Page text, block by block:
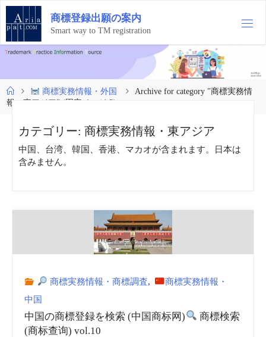
コ
テ
ン
ツ
ス
キ
ッ
商標登録出願の案内
Smart way to TM registration
ホ
商標実務情報・外国
Archive for category "商標実務情
報・東アジア" (固定ページ 2)
カテゴリー:商標実務情報・東アジア
中国、台湾、韓国、香港、マカオが含まれます。日本は
含みません。
商標実務情報・商標調査,
商標実務情報・
中国
中国の商標登録を検索 (中国商标网)
商標検索
(商标查询) vol.10